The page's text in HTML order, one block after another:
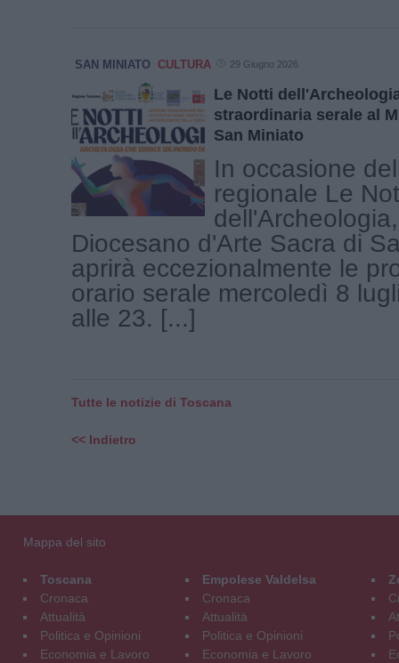
SAN MINIATO CULTURA 29 Giugno 2026
Le Notti
straordinaria serale al
San Miniato
In occasione
regionale Le
Diocesano d'Arte Sacra di
aprirà eccezionalmente le
orario serale mercoledì 8
alle 23. [...]
Tutte le notizie di Toscana
<< Indietro
Mappa del sito
Toscana
Cronaca
Attualità
Politica e Opinioni
Economia e Lavoro
Empolese Valdelsa
Cronaca
Attualità
Politica e Opinioni
Economia e Lavoro